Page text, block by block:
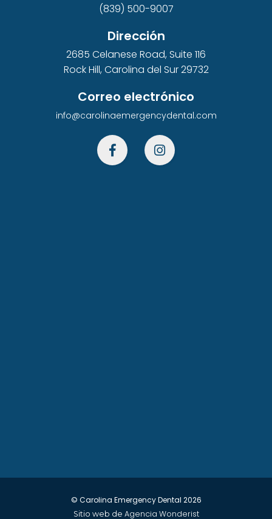
(839) 500-9007
Dirección
2685 Celanese Road, Suite 116
Rock Hill, Carolina del Sur 29732
Correo electrónico
info@carolinaemergencydental.com
 
© Carolina Emergency Dental 2026
Sitio web de Agencia Wonderist